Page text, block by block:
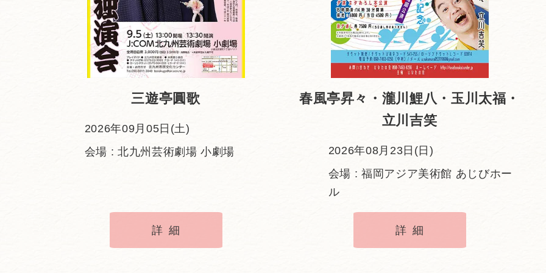
三遊亭圓歌
2026年09月05日(土)
会場 : 北九州芸術劇場 小劇場
詳細
春風亭昇々・瀧川鯉八・玉川太福・
立川吉笑
2026年08月23日(日)
会場 : 福岡アジア美術館 あじびホー
ル
詳細